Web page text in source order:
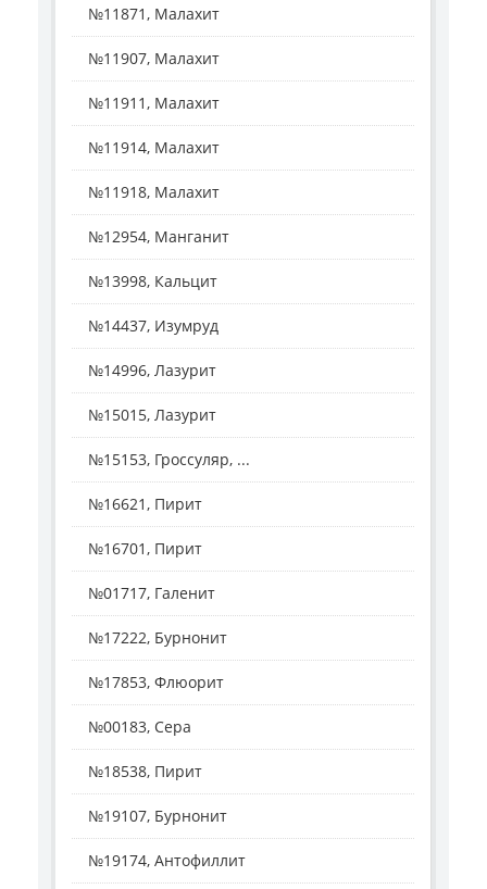
№11871, Малахит
№11907, Малахит
№11911, Малахит
№11914, Малахит
№11918, Малахит
№12954, Манганит
№13998, Кальцит
№14437, Изумруд
№14996, Лазурит
№15015, Лазурит
№15153, Гроссуляр, ...
№16621, Пирит
№16701, Пирит
№01717, Галенит
№17222, Бурнонит
№17853, Флюорит
№00183, Сера
№18538, Пирит
№19107, Бурнонит
№19174, Антофиллит